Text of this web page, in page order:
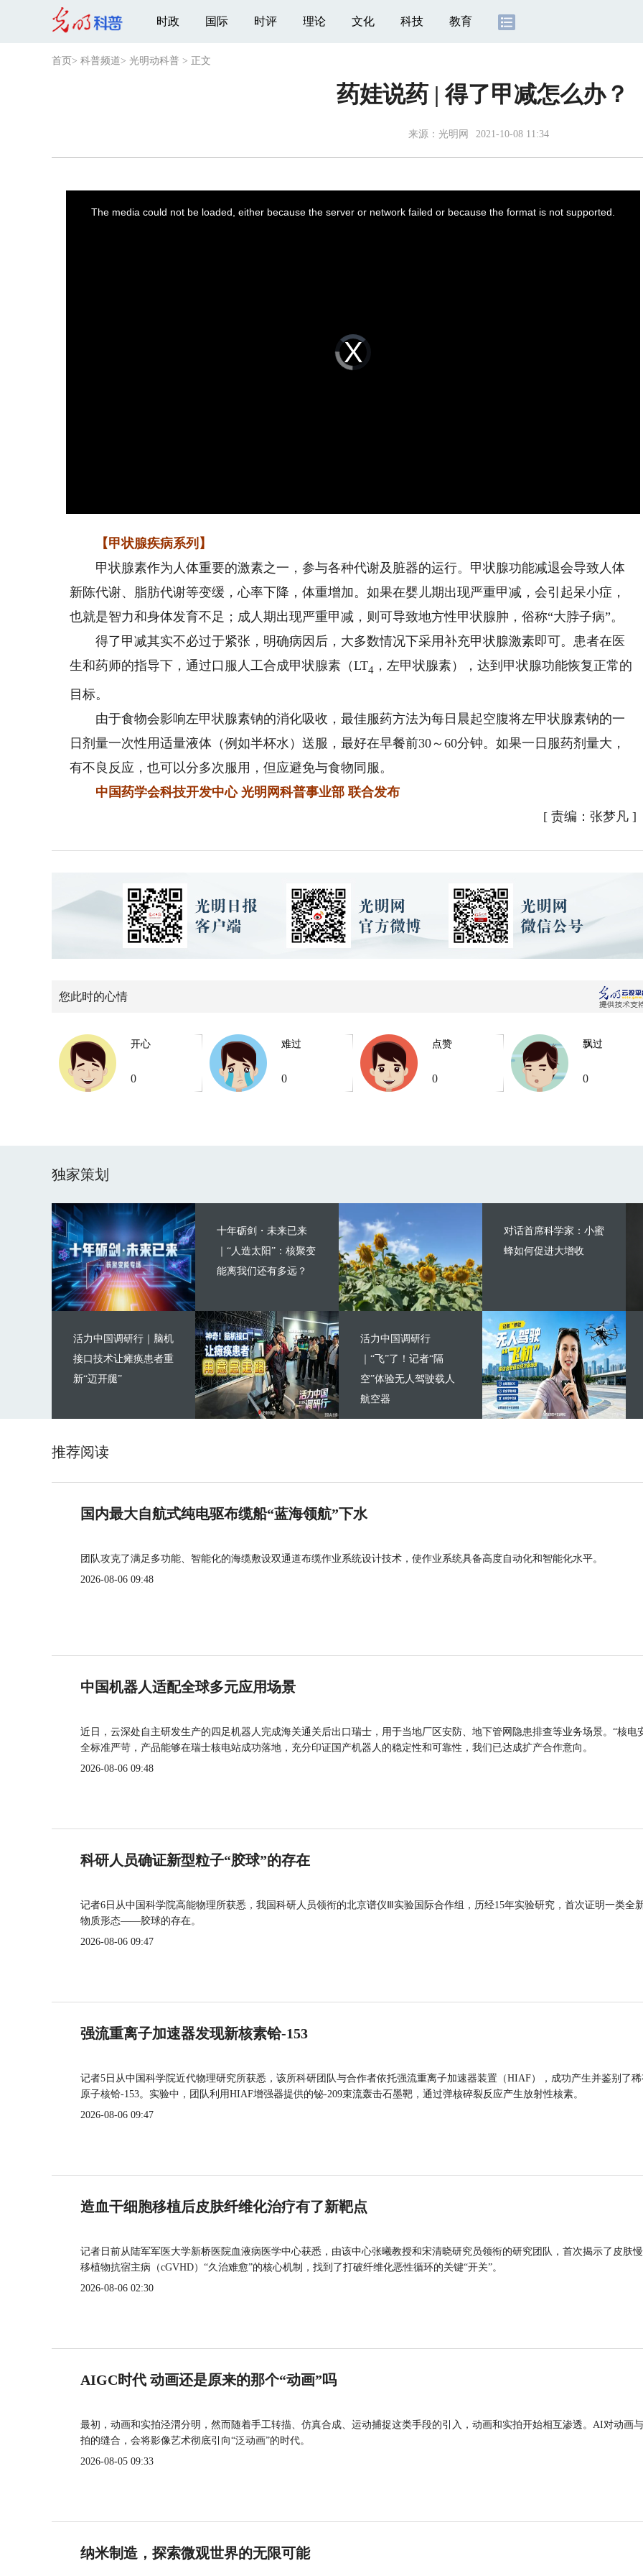
时政 国际 时评 理论 文化 科技 教育
首页 > 科普频道> 光明动科普 > 正文
药娃说药 | 得了甲减怎么办？
来源： 光明网 2021-10-08 11:34
Video
Player
is
loading.
The media could not be loaded, either because the server or network failed or because the format is not supported.
【甲状腺疾病系列】
甲状腺素作为人体重要的激素之一，参与各种代谢及脏器的运行。甲状腺功能减退会导致人体
新陈代谢、脂肪代谢等变缓，心率下降，体重增加。如果在婴儿期出现严重甲减，会引起呆小症，
也就是智力和身体发育不足；成人期出现严重甲减，则可导致地方性甲状腺肿，俗称“大脖子病”。
得了甲减其实不必过于紧张，明确病因后，大多数情况下采用补充甲状腺激素即可。患者在医
生和药师的指导下，通过口服人工合成甲状腺素（LT4 ，左甲状腺素），达到甲状腺功能恢复正常的
目标。
由于食物会影响左甲状腺素钠的消化吸收，最佳服药方法为每日晨起空腹将左甲状腺素钠的一
日剂量一次性用适量液体（例如半杯水）送服，最好在早餐前30～60分钟。如果一日服药剂量大，
有不良反应，也可以分多次服用，但应避免与食物同服。
中国药学会科技开发中心 光明网科普事业部 联合发布
[ 责编：张梦凡]
您此时的心情
开心
0
难过
0
点赞
0
飘过
0
独家策划
十年砺剑・未来已来
｜“人造太阳”：核聚变
能离我们还有多远？
活力中国调研行｜脑机
接口技术让瘫痪患者重
新“迈开腿”
对话首席科学家：小蜜
蜂如何促进大增收
活力中国调研行
｜“飞”了！记者“隔
空”体验无人驾驶载人
航空器
推荐阅读
国内最大自航式纯电驱布缆船“蓝海领航”下水
团队攻克了满足多功能、智能化的海缆敷设双通道布缆作业系统设计技术，使作业系统具备高度自动化和智能化水平。
2026-08-06 09:48
中国机器人适配全球多元应用场景
近日，云深处自主研发生产的四足机器人完成海关通关后出口瑞士，用于当地厂区安防、地下管网隐患排查等业务场景。“核电
全标准严苛，产品能够在瑞士核电站成功落地，充分印证国产机器人的稳定性和可靠性，我们已达成扩产合作意向。
2026-08-06 09:48
科研人员确证新型粒子“胶球”的存在
记者6日从中国科学院高能物理所获悉，我国科研人员领衔的北京谱仪Ⅲ实验国际合作组，历经15年实验研究，首次证明一类全
物质形态——胶球的存在。
2026-08-06 09:47
强流重离子加速器发现新核素铪-153
记者5日从中国科学院近代物理研究所获悉，该所科研团队与合作者依托强流重离子加速器装置（HIAF），成功产生并鉴别了
原子核铪-153。实验中，团队利用HIAF增强器提供的铋-209束流轰击石墨靶，通过弹核碎裂反应产生放射性核素。
2026-08-06 09:47
造血干细胞移植后皮肤纤维化治疗有了新靶点
记者日前从陆军军医大学新桥医院血液病医学中心获悉，由该中心张曦教授和宋清晓研究员领衔的研究团队，首次揭示了皮肤
移植物抗宿主病（cGVHD）“久治难愈”的核心机制，找到了打破纤维化恶性循环的关键“开关”。
2026-08-06 02:30
AIGC时代 动画还是原来的那个“动画”吗
最初，动画和实拍泾渭分明，然而随着手工转描、仿真合成、运动捕捉这类手段的引入，动画和实拍开始相互渗透。AI对动画
拍的缝合，会将影像艺术彻底引向“泛动画”的时代。
2026-08-05 09:33
纳米制造，探索微观世界的无限可能